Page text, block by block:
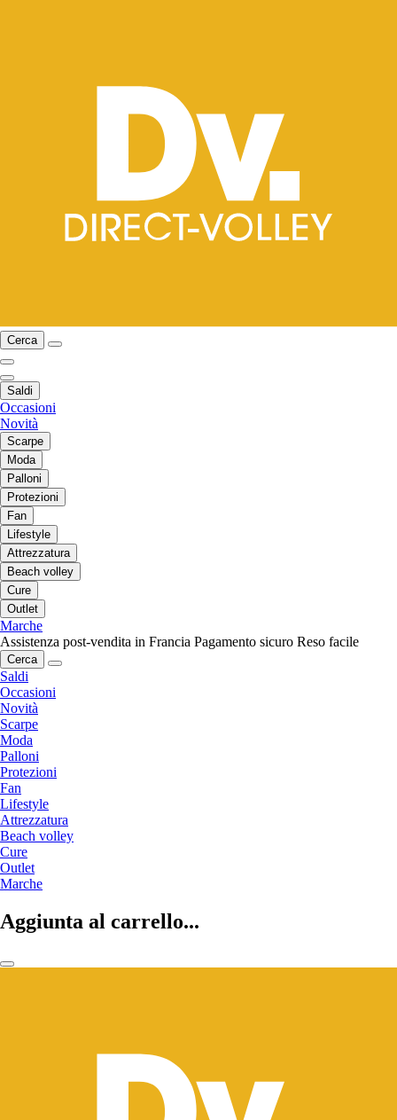
Cerca
Saldi
Occasioni
Novità
Scarpe
Moda
Palloni
Protezioni
Fan
Lifestyle
Attrezzatura
Beach volley
Cure
Outlet
Marche
Assistenza post-vendita in Francia Pagamento sicuro Reso facile
Cerca
Saldi
Occasioni
Novità
Scarpe
Moda
Palloni
Protezioni
Fan
Lifestyle
Attrezzatura
Beach volley
Cure
Outlet
Marche
Aggiunta al carrello...